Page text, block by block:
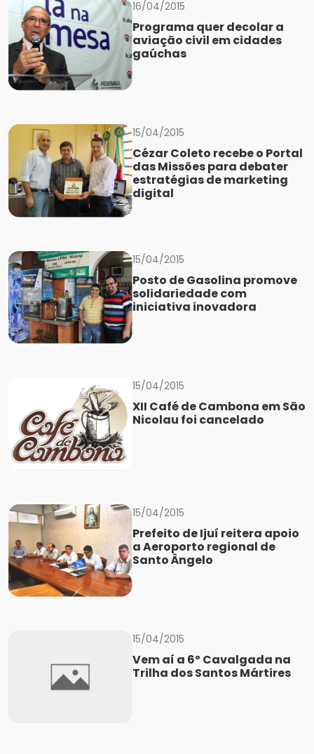
16/04/2015
Programa quer decolar a
aviação civil em cidades
gaúchas
15/04/2015
Cézar Coleto recebe o Portal
das Missões para debater
estratégias de marketing
digital
15/04/2015
Posto de Gasolina promove
solidariedade com
iniciativa inovadora
15/04/2015
XII Café de Cambona em São
Nicolau foi cancelado
15/04/2015
Prefeito de Ijuí reitera apoio
a Aeroporto regional de
Santo Ângelo
15/04/2015
Vem aí a 6º Cavalgada na
Trilha dos Santos Mártires